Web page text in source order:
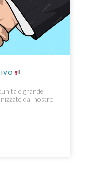
o grande
dal nostro